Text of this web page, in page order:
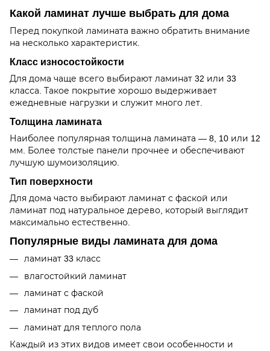
Какой ламинат лучше выбрать для дома
Перед покупкой ламината важно обратить внимание
на несколько характеристик.
Класс износостойкости
Для дома чаще всего выбирают ламинат 32 или 33
класса. Такое покрытие хорошо выдерживает
ежедневные нагрузки и служит много лет.
Толщина ламината
Наиболее популярная толщина ламината — 8, 10 или 12
мм. Более толстые панели прочнее и обеспечивают
лучшую шумоизоляцию.
Тип поверхности
Для дома часто выбирают ламинат с фаской или
ламинат под натуральное дерево, который выглядит
максимально естественно.
Популярные виды ламината для дома
ламинат 33 класс
влагостойкий ламинат
ламинат с фаской
ламинат под дуб
ламинат для теплого пола
Каждый из этих видов имеет свои особенности и